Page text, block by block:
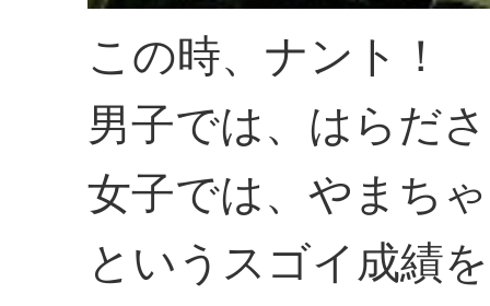
この時、ナント！
男子では、はらだ
女子では、やまち
というスゴイ成績